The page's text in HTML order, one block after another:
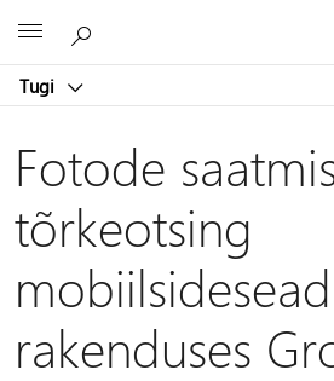
Tugi
Fotode
tõrkeotsing
rakenduses